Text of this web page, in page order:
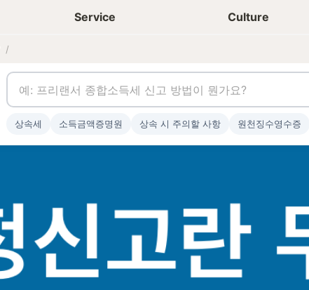
Service Culture
/
기장상담신청 청년들 일상
상속세 소득금액증명원 상속 시 주의할 사항 원천징수영수증